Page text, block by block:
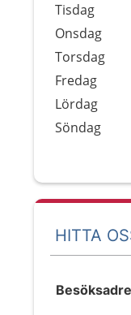
Tisdag
Onsdag
Torsdag
Fredag
Lördag
Söndag
HITTA